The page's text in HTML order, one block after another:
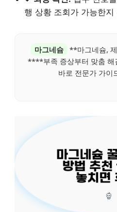
행 상황 조회가 가능한지
마그네슘 **마그네슘,
****부족 증상부터 맞춤
바로 전문가 가